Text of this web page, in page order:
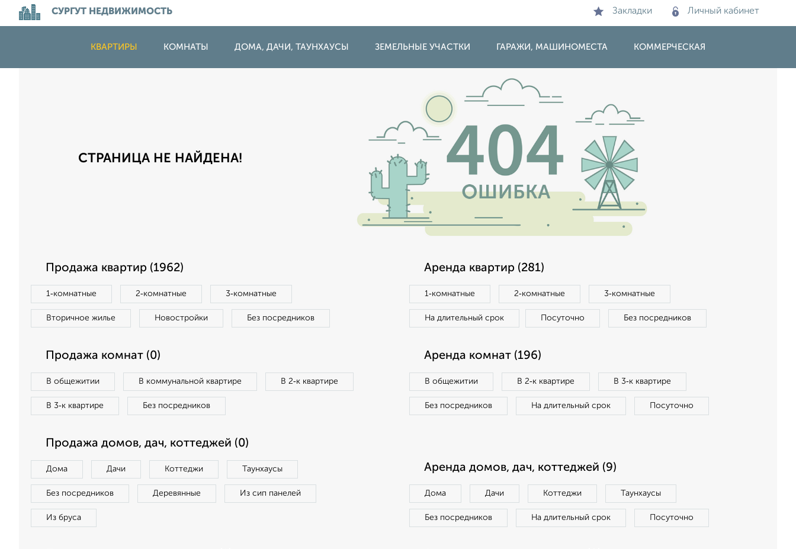
СУРГУТ НЕДВИЖИМОСТЬ Закладки Личный кабинет
КВАРТИРЫ КОМНАТЫ ДОМА, ДАЧИ, ТАУНХАУСЫ ЗЕМЕЛЬНЫЕ УЧАСТКИ ГАРАЖИ, МАШИНОМЕСТА КОММЕРЧЕСКАЯ
СТРАНИЦА НЕ НАЙДЕНА!
Продажа квартир (1962)
1‑комнатные 2‑комнатные 3‑комнатные
Вторичное жилье Новостройки Без посредников
Аренда квартир (281)
1‑комнатные 2‑комнатные 3‑комнатные
На длительный срок Посуточно Без посредников
Продажа комнат (0)
В общежитии В коммунальной квартире В 2‑к квартире
В 3‑к квартире Без посредников
Аренда комнат (196)
В общежитии В 2‑к квартире В 3‑к квартире
Без посредников На длительный срок Посуточно
Продажа домов, дач, коттеджей (0)
Дома Дачи Коттеджи Таунхаусы
Без посредников Деревянные Из сип панелей
Из бруса
Аренда домов, дач, коттеджей (9)
Дома Дачи Коттеджи Таунхаусы
Без посредников На длительный срок Посуточно